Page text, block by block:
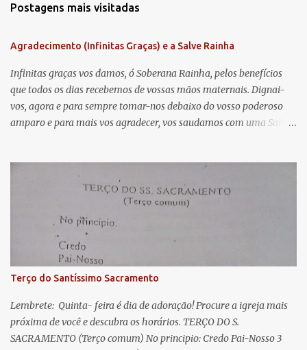
e
t
á
r
i
o
Postagens mais visitadas
Agradecimento (Infinitas Graças) e a Salve Rainha
Infinitas graças vos damos, ó Soberana Rainha, pelos benefícios
que todos os dias recebemos de vossas mãos maternais. Dignai-
vos, agora e para sempre tomar-nos debaixo do vosso poderoso
amparo e para mais vos agradecer, vos saudamos com uma Salve
lágrimas. Eia, pois, Advogada nossa, estes vossos olhos
misericordiosos a nós volvei, e depois deste desterro, mostrai-nos
Jesus. Bendito é o fruto do vosso ventre, ó clemente, ó piedosa, ó
doce e sempre Virgem Maria. Rogai por nós Santa Mãe de Deus.
Para que sejamos dignos das promessas de Cristo. Amém.
Terço do Santíssimo Sacramento
Lembrete: Quinta- feira é dia de adoração! Procure a igreja mais
próxima de você e descubra os horários. TERÇO DO S.
SACRAMENTO (Terço comum) No principio: Credo Pai-Nosso 3